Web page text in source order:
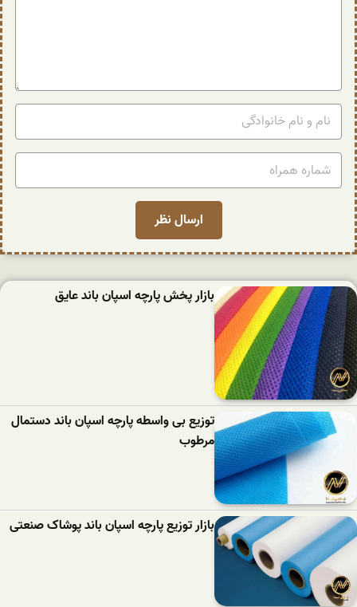
بازار پخش پارچه اسپان باند عایق
توزیع بی واسطه پارچه اسپان باند دستمال
مرطوب
بازار توزیع پارچه اسپان باند پوشاک صنعتی